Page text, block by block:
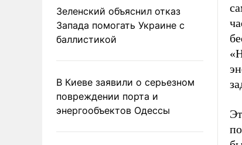
Зеленский объяснил отказ
Запада помогать Украине с
баллистикой
В Киеве заявили о серьезном
повреждении порта и
энергообъектов Одессы